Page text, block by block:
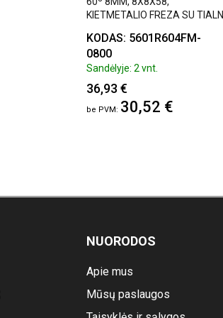
KIETMETALIO FREZA SU TIALN
KODAS: 5601R604FM-
0800
Sandėlyje: 2 vnt.
36,93 €
30,52 €
NUORODOS
Apie mus
Mūsų paslaugos